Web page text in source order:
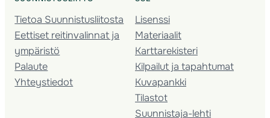
Tietoa Suunnistusliitosta
Eettiset reitinvalinnat ja
ympäristö
Palaute
Yhteystiedot
Lisenssi
Materiaalit
Karttarekisteri
Kilpailut ja tapahtumat
Kuvapankki
Tilastot
Suunnistaja-lehti